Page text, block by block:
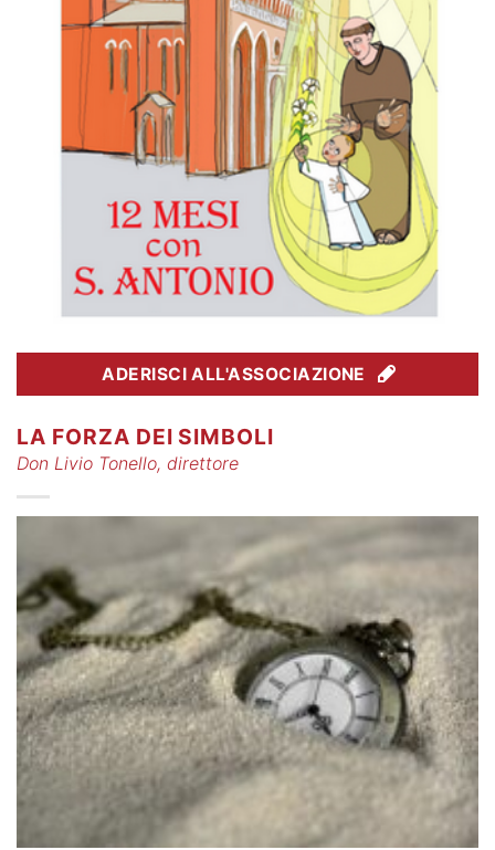
ADERISCI ALL'ASSOCIAZIONE
LA FORZA DEI SIMBOLI
Don Livio Tonello, direttore